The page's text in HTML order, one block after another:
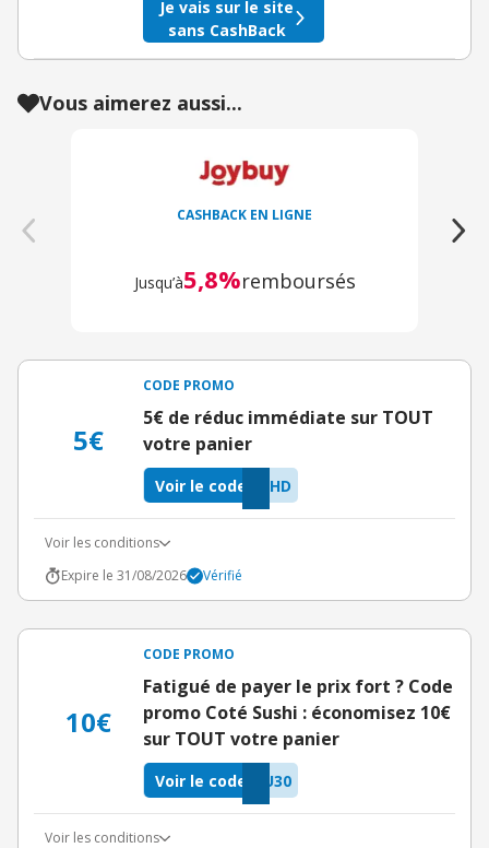
Je vais sur le site
sans CashBack
Vous aimerez aussi...
CASHBACK EN LIGNE
Jusqu’à5,8%remboursés
5€
CODE PROMO
5€ de réduc immédiate sur TOUT
votre panier
QHD
Voir le code
Voir les conditions
Expire le 31/08/2026
Vérifié
10€
CODE PROMO
Fatigué de payer le prix fort ? Code
promo Coté Sushi : économisez 10€
sur TOUT votre panier
U30
Voir le code
Voir les conditions